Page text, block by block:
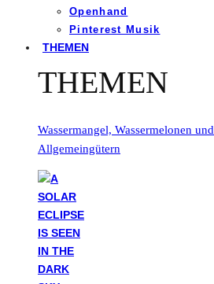
Openhand
Pinterest Musik
THEMEN
THEMEN
Wassermangel, Wassermelonen
Allgemeingütern